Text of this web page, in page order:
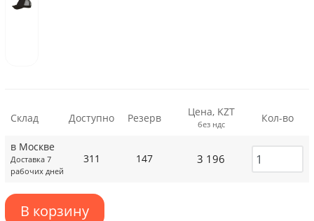
Склад Доступно Резерв Цена, KZT
без ндс Кол-во
в Москве
Доставка 7
рабочих дней
311 147 3 196
В корзину